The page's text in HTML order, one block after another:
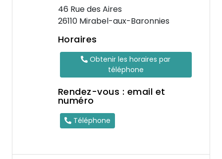
46 Rue des Aires
26110 Mirabel-aux-Baronnies
Horaires
Obtenir les horaires par
téléphone
Rendez-vous : email et
numéro
Téléphone